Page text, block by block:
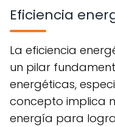
Eficiencia
La eficiencia energética se ha convertido en
un pilar
energéticas,
concepto implica
energía para